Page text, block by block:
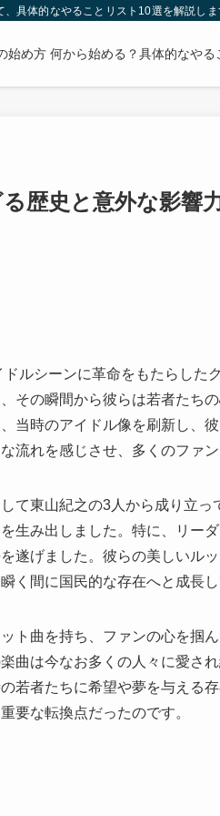
具体的なやることリスト10選を解説し
始め方 何から始める？具体的なやる
歴史と意外な影響
ルシーンに革命をもたらした
その瞬間から彼らは若者たち
当時のアイドル像を刷新し、
流れを感じさせ、多くのファン
て東山紀之の3人から成り立
生み出しました。特に、リー
遂げました。彼らの美しいル
く間に国民的な存在へと成長し
ト曲を持ち、ファンの心を掴
曲は今なお多くの人々に愛さ
若者たちに希望や夢を与える
要な転換点だったのです。